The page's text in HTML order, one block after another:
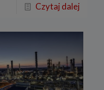
Czytaj dalej